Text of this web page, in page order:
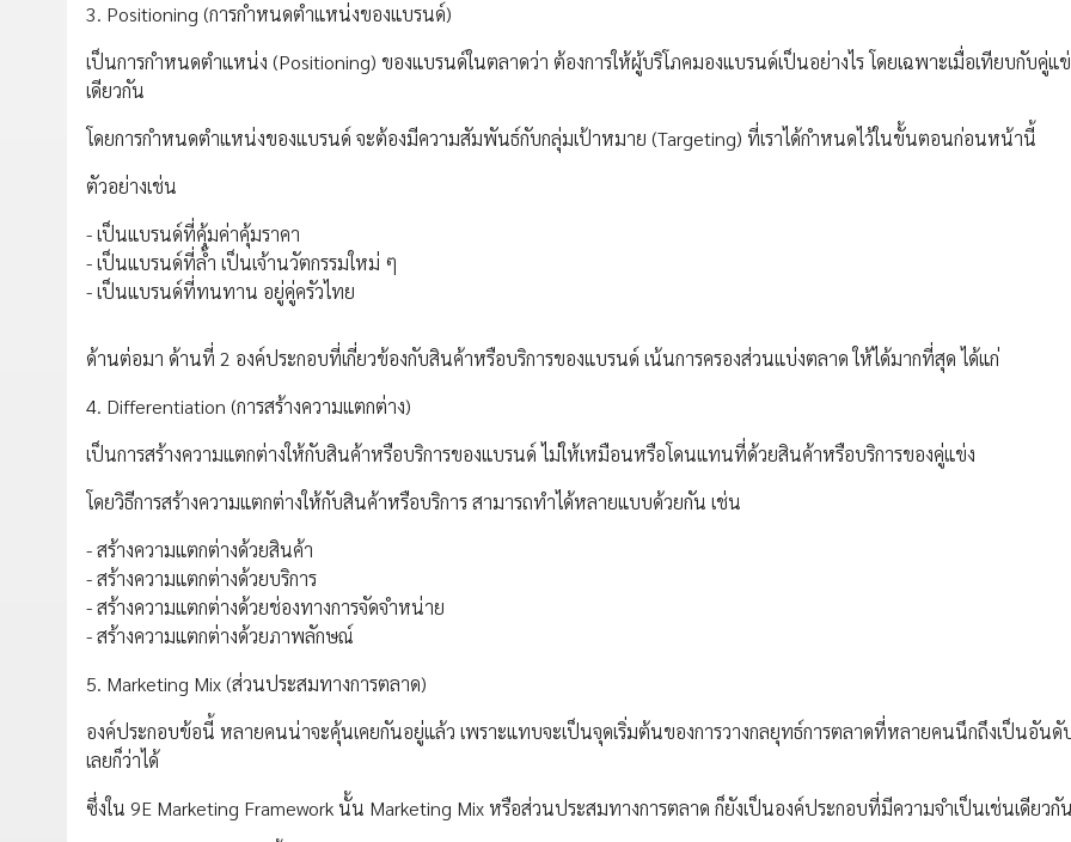
3. Positioning (การกำหนดตำแหน่งของแบรนด์)
เป็นการกำหนดตำแหน่ง (Positioning) ของแบรนด์ในตลาดว่า ต้องการให้ผู้บริโภคมองแบรนด์เป็นอย่างไร โดยเฉพาะเมื่อเทียบกับคู่แ
เดียวกัน
โดยการกำหนดตำแหน่งของแบรนด์ จะต้องมีความสัมพันธ์กับกลุ่มเป้าหมาย (Targeting) ที่เราได้กำหนดไว้ในขั้นตอนก่อนหน้านี้
ตัวอย่างเช่น
- เป็นแบรนด์ที่คุ้มค่าคุ้มราคา
- เป็นแบรนด์ที่ล้ำ เป็นเจ้านวัตกรรมใหม่ ๆ
- เป็นแบรนด์ที่ทนทาน อยู่คู่ครัวไทย
ด้านต่อมา ด้านที่ 2 องค์ประกอบที่เกี่ยวข้องกับสินค้าหรือบริการของแบรนด์ เน้นการครองส่วนแบ่งตลาด ให้ได้มากที่สุด ได้แก่
4. Differentiation (การสร้างความแตกต่าง)
เป็นการสร้างความแตกต่างให้กับสินค้าหรือบริการของแบรนด์ ไม่ให้เหมือนหรือโดนแทนที่ด้วยสินค้าหรือบริการของคู่แข่ง
โดยวิธีการสร้างความแตกต่างให้กับสินค้าหรือบริการ สามารถทำได้หลายแบบด้วยกัน เช่น
- สร้างความแตกต่างด้วยสินค้า
- สร้างความแตกต่างด้วยบริการ
- สร้างความแตกต่างด้วยช่องทางการจัดจำหน่าย
- สร้างความแตกต่างด้วยภาพลักษณ์
5. Marketing Mix (ส่วนประสมทางการตลาด)
องค์ประกอบข้อนี้ หลายคนน่าจะคุ้นเคยกันอยู่แล้ว เพราะแทบจะเป็นจุดเริ่มต้นของการวางกลยุทธ์การตลาดที่หลายคนนึกถึงเป็นอันดั
เลยก็ว่าได้
ซึ่งใน 9E Marketing Framework นั้น Marketing Mix หรือส่วนประสมทางการตลาด ก็ยังเป็นองค์ประกอบที่มีความจำเป็นเช่นเดียวกั